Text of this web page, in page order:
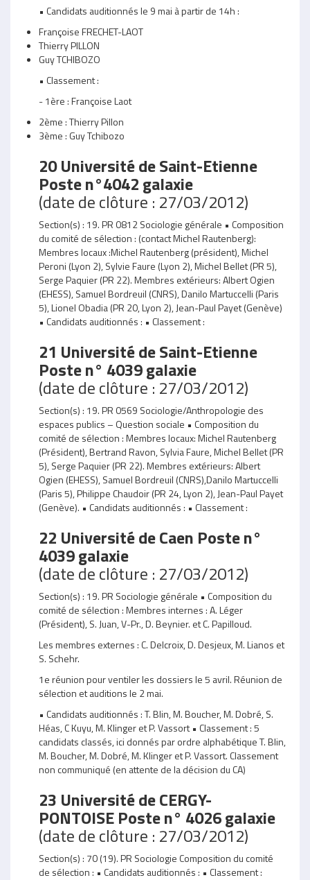
• Candidats auditionnés le 9 mai à partir de 14h :
Françoise FRECHET-LAOT
Thierry PILLON
Guy TCHIBOZO
• Classement :
- 1ère : Françoise Laot
2ème : Thierry Pillon
3ème : Guy Tchibozo
20 Université de Saint-Etienne
Poste n°4042 galaxie
(date de clôture : 27/03/2012)
Section(s) : 19. PR 0812 Sociologie générale • Composition
du comité de sélection : (contact Michel Rautenberg):
Membres locaux :Michel Rautenberg (président), Michel
Peroni (Lyon 2), Sylvie Faure (Lyon 2), Michel Bellet (PR 5),
Serge Paquier (PR 22). Membres extérieurs: Albert Ogien
(EHESS), Samuel Bordreuil (CNRS), Danilo Martuccelli (Paris
5), Lionel Obadia (PR 20, Lyon 2), Jean-Paul Payet (Genève)
• Candidats auditionnés : • Classement :
21 Université de Saint-Etienne
Poste n° 4039 galaxie
(date de clôture : 27/03/2012)
Section(s) : 19. PR 0569 Sociologie/Anthropologie des
espaces publics – Question sociale • Composition du
comité de sélection : Membres locaux: Michel Rautenberg
(Président), Bertrand Ravon, Sylvia Faure, Michel Bellet (PR
5), Serge Paquier (PR 22). Membres extérieurs: Albert
Ogien (EHESS), Samuel Bordreuil (CNRS),Danilo Martuccelli
(Paris 5), Philippe Chaudoir (PR 24, Lyon 2), Jean-Paul Payet
(Genève). • Candidats auditionnés : • Classement :
22 Université de Caen Poste n°
4039 galaxie
(date de clôture : 27/03/2012)
Section(s) : 19. PR Sociologie générale • Composition du
comité de sélection : Membres internes : A. Léger
(Président), S. Juan, V-Pr., D. Beynier. et C. Papilloud.
Les membres externes : C. Delcroix, D. Desjeux, M. Lianos et
S. Schehr.
1e réunion pour ventiler les dossiers le 5 avril. Réunion de
sélection et auditions le 2 mai.
• Candidats auditionnés : T. Blin, M. Boucher, M. Dobré, S.
Héas, C Kuyu, M. Klinger et P. Vassort • Classement : 5
candidats classés, ici donnés par ordre alphabétique T. Blin,
M. Boucher, M. Dobré, M. Klinger et P. Vassort. Classement
non communiqué (en attente de la décision du CA)
23 Université de CERGY-
PONTOISE Poste n° 4026 galaxie
(date de clôture : 27/03/2012)
Section(s) : 70 (19). PR Sociologie Composition du comité
de sélection : • Candidats auditionnés : • Classement :